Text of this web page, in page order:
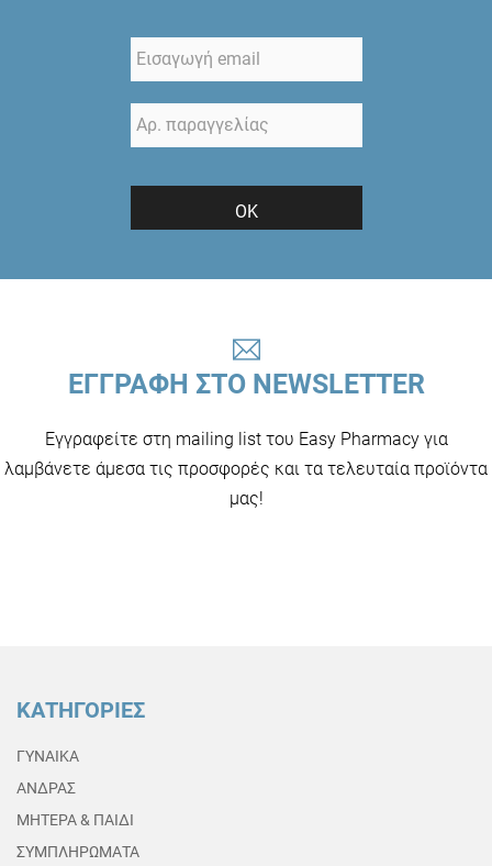
ΟΚ
ΕΓΓΡΑΦΗ ΣΤΟ NEWSLETTER
Εγγραφείτε στη mailing list του Easy Pharmacy για
λαμβάνετε άμεσα τις προσφορές και τα τελευταία προϊόντα
μας!
ΚΑΤΗΓΟΡΙΕΣ
ΓΥΝΑΙΚΑ
ΑΝΔΡΑΣ
ΜΗΤΕΡΑ & ΠΑΙΔΙ
ΣΥΜΠΛΗΡΩΜΑΤΑ